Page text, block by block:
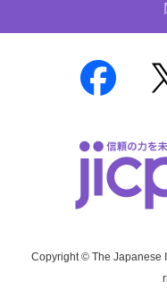
Copyright © The Japanese